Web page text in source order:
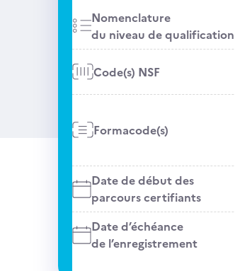
Nomenclature
du niveau de qualification
Code(s) NSF
Formacode(s)
Date de début des
parcours certifiants
Date d’échéance
de l’enregistrement